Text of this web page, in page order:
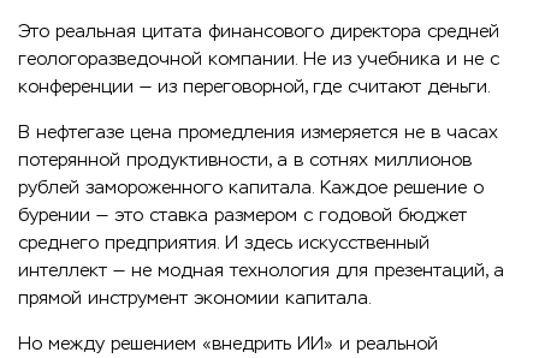
Это реальная цитата финансового директора средней
геологоразведочной компании. Не из учебника и не с
конференции — из переговорной, где считают деньги.
В нефтегазе цена промедления измеряется не в часах
потерянной продуктивности, а в сотнях миллионов
рублей замороженного капитала. Каждое решение о
бурении — это ставка размером с годовой бюджет
среднего предприятия. И здесь искусственный
интеллект — не модная технология для презентаций, а
прямой инструмент экономии капитала.
Но между решением «внедрить ИИ» и реальной